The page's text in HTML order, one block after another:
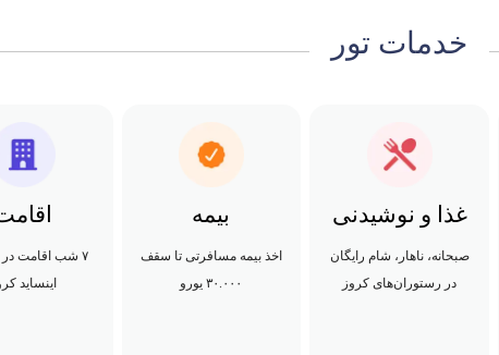
خدمات تور
غذا و نوشیدنی
صبحانه، ناهار، شام رایگان
در رستوران‌های کروز
بیمه
اخذ بیمه مسافرتی تا سقف
۳۰.۰۰۰ یورو
۷ شب اقامت در
اینساید